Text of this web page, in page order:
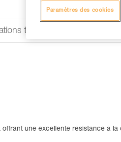
techniques
une excellente résistance à
Paramètres des cookies